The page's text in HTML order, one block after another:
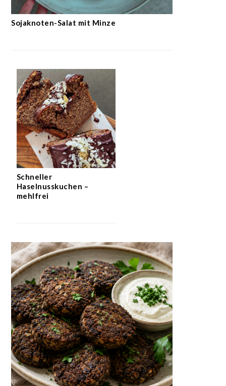
Sojaknoten-Salat mit Minze
Schneller
Haselnusskuchen –
mehlfrei